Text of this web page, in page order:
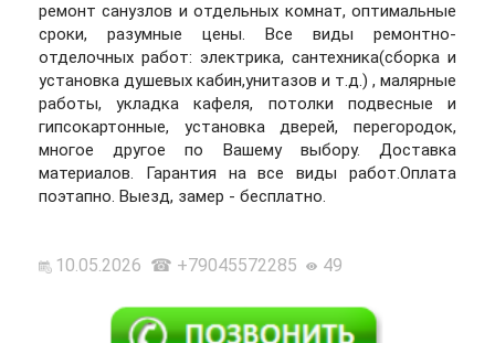
ремонт санузлов и отдельных комнат, оптимальные
сроки, разумные цены. Все виды ремонтно-
отделочных работ: электрика, сантехника(сборка и
установка душевых кабин,унитазов и т.д.) , малярные
работы, укладка кафеля, потолки подвесные и
гипсокартонные, установка дверей, перегородок,
многое другое по Вашему выбору. Доставка
материалов. Гарантия на все виды работ.Оплата
поэтапно. Выезд, замер - бесплатно.
10.05.2026 ☎ +79045572285 49